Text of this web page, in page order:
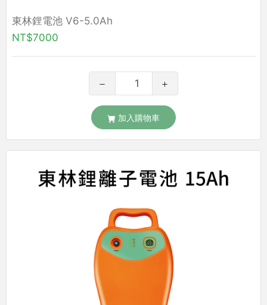
東林鋰電池 V6-5.0Ah
NT$7000
加入購物車